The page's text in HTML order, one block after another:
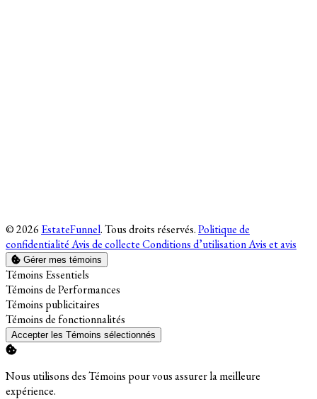
© 2026 EstateFunnel. Tous droits réservés.Politique de
confidentialitéAvis de collecteConditions d’utilisationAvis et avis
Gérer mes témoins
Activer
Témoins Essentiels
Activer
Témoins de Performances
Activer
Témoins publicitaires
Activer
Témoins de fonctionnalités
Accepter les Témoins sélectionnés
Nous utilisons des Témoins pour vous assurer la meilleure
expérience.